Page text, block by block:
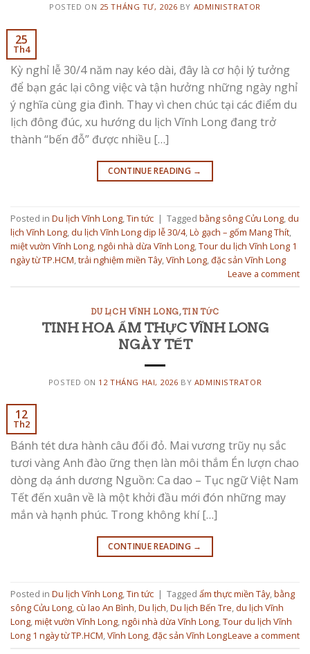
POSTED ON 25 THÁNG TƯ, 2026 BY ADMINISTRATOR
25
Th4
Kỳ nghỉ lễ 30/4 năm nay kéo dài, đây là cơ hội lý tưởng
để bạn gác lại công việc và tận hưởng những ngày nghỉ
ý nghĩa cùng gia đình. Thay vì chen chúc tại các điểm du
lịch đông đúc, xu hướng du lịch Vĩnh Long đang trở
thành “bến đỗ” được nhiều […]
CONTINUE READING →
Posted in Du lịch Vĩnh Long,Tin tức | Tagged bằng sông Cửu Long, du
lịch Vĩnh Long, du lịch Vĩnh Long dịp lễ 30/4,Lò gạch – gốm Mang Thít,
miệt vườn Vĩnh Long,ngôi nhà dừa Vĩnh Long,Tour du lịch Vĩnh Long 1
ngày từ TP.HCM,trải nghiệm miền Tây,Vĩnh Long,đặc sản Vĩnh Long
Leave a comment
DU LỊCH VĨNH LONG,TIN TỨC
TINH HOA ẨM THỰC VĨNH LONG
NGÀY TẾT
POSTED ON 12 THÁNG HAI, 2026 BY ADMINISTRATOR
12
Th2
Bánh tét dưa hành câu đối đỏ. Mai vương trũy nụ sắc
tươi vàng Anh đào ững thẹn làn môi thắm Én lượn chao
dòng dạ ánh dương Nguồn: Ca dao – Tục ngữ Việt Nam
Tết đến xuân về là một khởi đầu mới đón những may
mắn và hạnh phúc. Trong không khí […]
CONTINUE READING →
Posted in Du lịch Vĩnh Long,Tin tức | Tagged ẩm thực miền Tây,bằng
sông Cửu Long,cù lao An Bình,Du lịch,Du lịch Bến Tre, du lịch Vĩnh
Long,miệt vườn Vĩnh Long,ngôi nhà dừa Vĩnh Long,Tour du lịch Vĩnh
Long 1 ngày từ TP.HCM,Vĩnh Long,đặc sản Vĩnh LongLeave a comment